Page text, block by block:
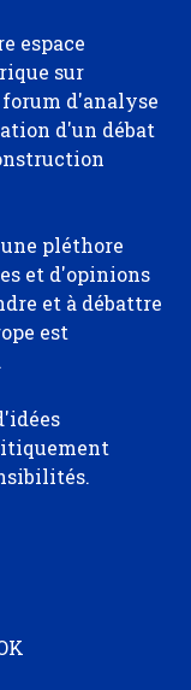
espace
sur
d'analyse
d'un débat
pléthore
et d'opinions
et à débattre
est